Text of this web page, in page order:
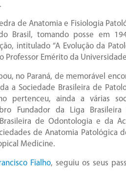
de Anatomia e Fisiologia
Brasil, tomando posse em
intitulado “A Evolução da
Professor Emérito da
no Paraná, de memorável
a Sociedade Brasileira de
pertenceu, ainda a várias
Fundador da Liga
de Odontologia e da
de Anatomia Patológica
Medicine.
Fialho, seguiu os seus